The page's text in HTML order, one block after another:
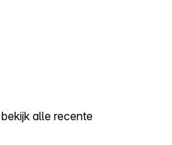
alle recente